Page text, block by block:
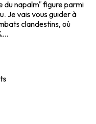
du napalm" figure parmi
Je vais vous guider à
clandestins, où